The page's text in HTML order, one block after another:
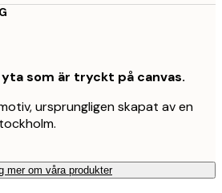
som är tryckt på canvas.
ursprungligen skapat av en
mer om våra produkter